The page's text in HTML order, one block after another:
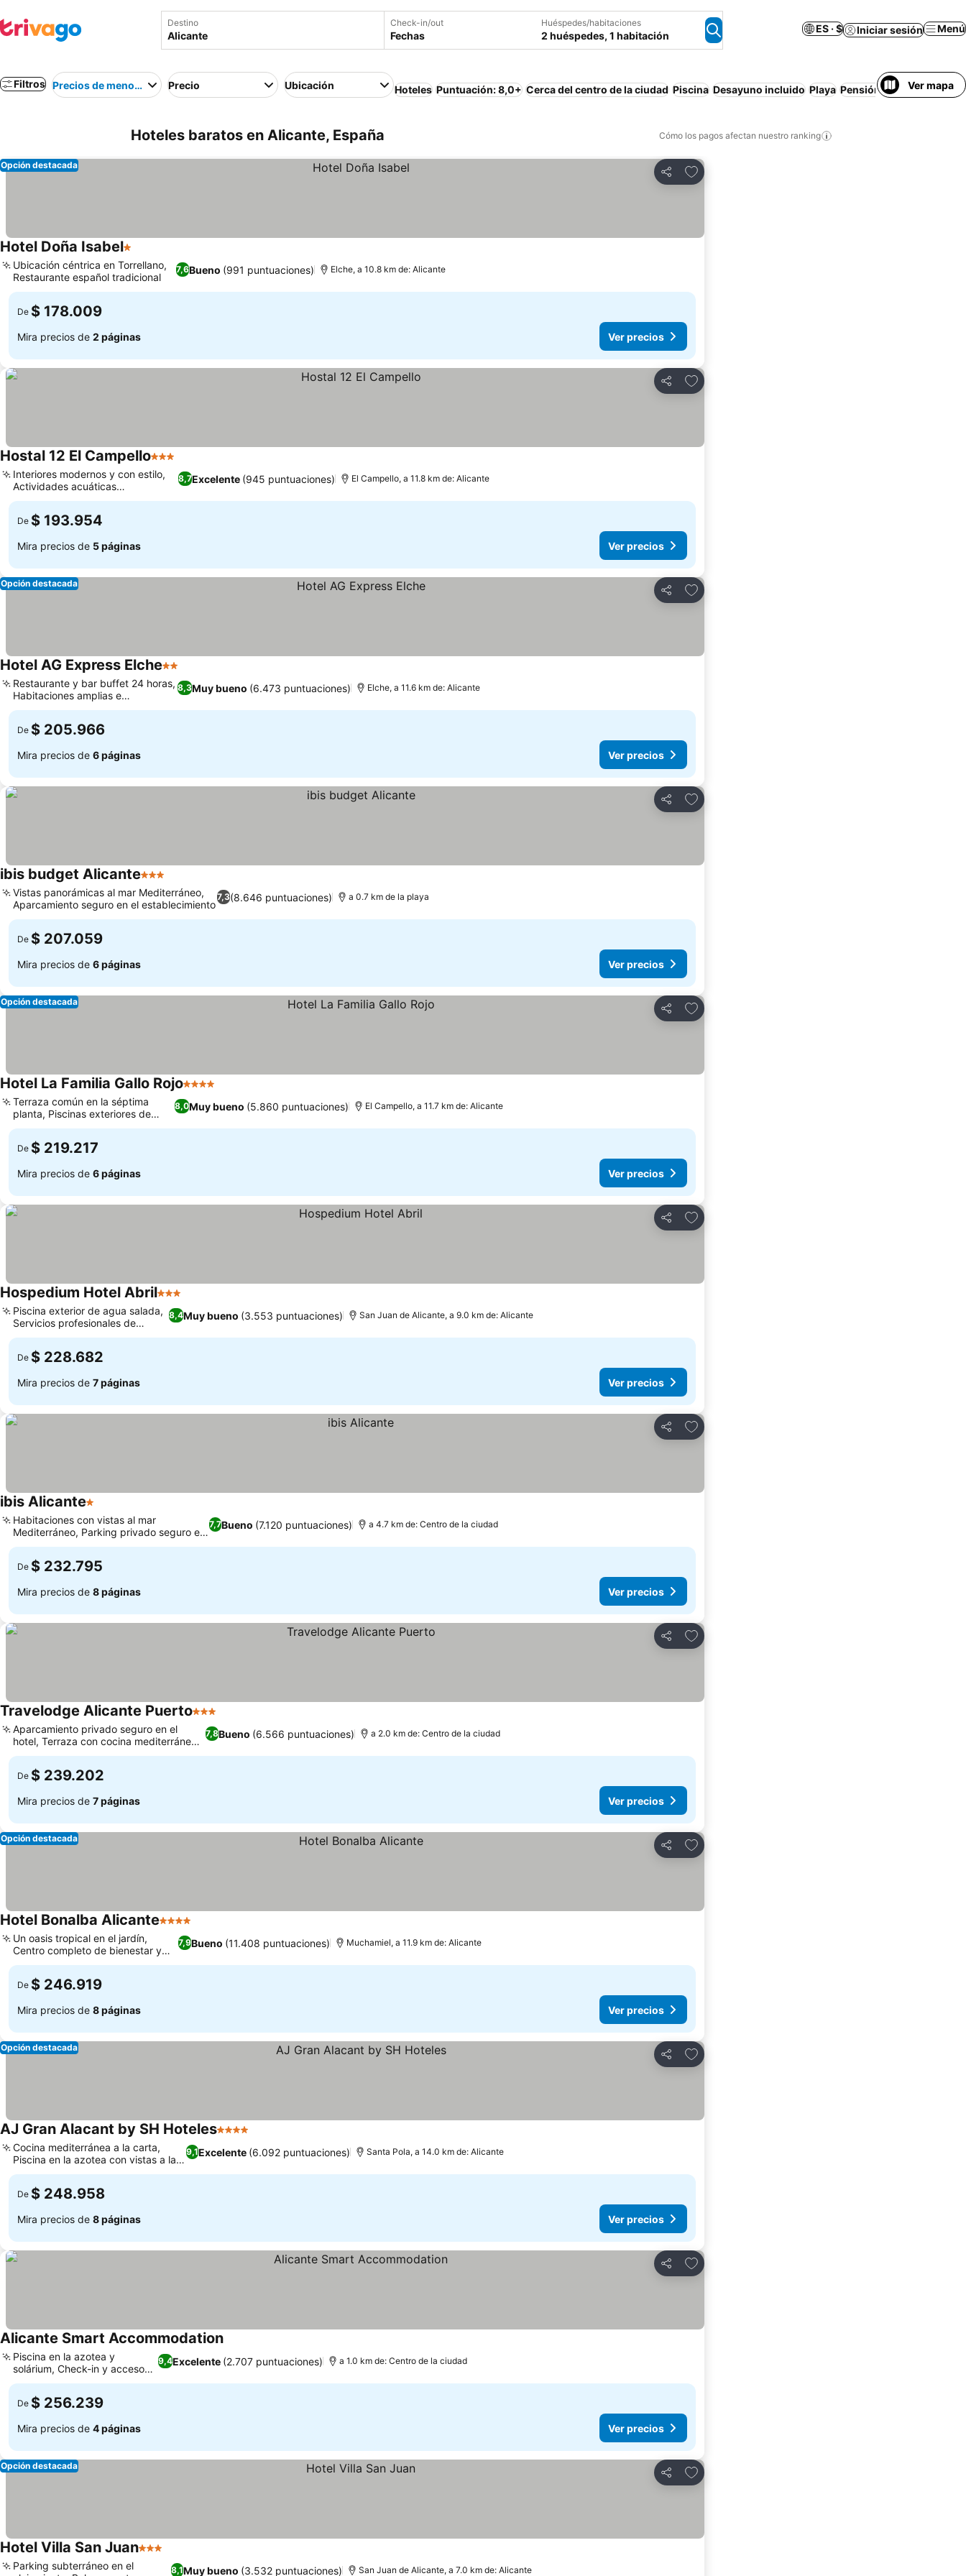
Destino Check-in/out
Fechas
Huéspedes/habitaciones
2 huéspedes, 1 habitación
ES · $ Iniciar sesión Menú
Filtros Precios de menor a mayorPrecio Ubicación Hoteles Puntuación: 8,0+ Cerca del centro de la ciudad Piscina Desayuno incluido Playa Pensión completa Media
Ver mapa
Hoteles baratos en Alicante, España Cómo los pagos afectan nuestro ranking
Compartir
Agregar a favoritos
Opción destacada
Hotel Doña Isabel1 Estrellas
7,6Bueno (991 puntuaciones)
Ubicación céntrica en Torrellano,
Restaurante español tradicional
Elche, a 10.8 km de: Alicante
De $ 178.009
Mira precios de 2 páginas Ver precios
Compartir
Agregar a favoritos
Hostal 12 El Campello3 Estrellas
8,7Excelente (945 puntuaciones)
Interiores modernos y con estilo,
Actividades acuáticas
emocionantes
El Campello, a 11.8 km de: Alicante
De $ 193.954
Mira precios de 5 páginas Ver precios
Compartir
Agregar a favoritos
Opción destacada
Hotel AG Express Elche2 Estrellas
8,3Muy bueno (6.473 puntuaciones)
Restaurante y bar buffet 24 horas,
Habitaciones amplias e
insonorizadas
Elche, a 11.6 km de: Alicante
De $ 205.966
Mira precios de 6 páginas Ver precios
Compartir
Agregar a favoritos
ibis budget Alicante3 Estrellas
7,3(8.646 puntuaciones)
Vistas panorámicas al mar Mediterráneo,
Aparcamiento seguro en el establecimiento
a 0.7 km de la playa
De $ 207.059
Mira precios de 6 páginas Ver precios
Compartir
Agregar a favoritos
Opción destacada
Hotel La Familia Gallo Rojo4 Estrellas
8,0Muy bueno (5.860 puntuaciones)
Terraza común en la séptima
planta, Piscinas exteriores de
doble zona
El Campello, a 11.7 km de: Alicante
De $ 219.217
Mira precios de 6 páginas Ver precios
Compartir
Agregar a favoritos
Hospedium Hotel Abril3 Estrellas
8,4Muy bueno (3.553 puntuaciones)
Piscina exterior de agua salada,
Servicios profesionales de
masajes
San Juan de Alicante, a 9.0 km de: Alicante
De $ 228.682
Mira precios de 7 páginas Ver precios
Compartir
Agregar a favoritos
ibis Alicante1 Estrellas
7,7Bueno (7.120 puntuaciones)
Habitaciones con vistas al mar
Mediterráneo, Parking privado seguro en
el alojamiento
a 4.7 km de: Centro de la ciudad
De $ 232.795
Mira precios de 8 páginas Ver precios
Compartir
Agregar a favoritos
Travelodge Alicante Puerto3 Estrellas
7,8Bueno (6.566 puntuaciones)
Aparcamiento privado seguro en el
hotel, Terraza con cocina mediterránea
saludable
a 2.0 km de: Centro de la ciudad
De $ 239.202
Mira precios de 7 páginas Ver precios
Compartir
Agregar a favoritos
Opción destacada
Hotel Bonalba Alicante4 Estrellas
7,9Bueno (11.408 puntuaciones)
Un oasis tropical en el jardín,
Centro completo de bienestar y
belleza
Muchamiel, a 11.9 km de: Alicante
De $ 246.919
Mira precios de 8 páginas Ver precios
Compartir
Agregar a favoritos
Opción destacada
AJ Gran Alacant by SH Hoteles4 Estrellas
9,1Excelente (6.092 puntuaciones)
Cocina mediterránea a la carta,
Piscina en la azotea con vistas a la
montaña
Santa Pola, a 14.0 km de: Alicante
De $ 248.958
Mira precios de 8 páginas Ver precios
Compartir
Agregar a favoritos
Alicante Smart Accommodation
9,4Excelente (2.707 puntuaciones)
Piscina en la azotea y
solárium, Check-in y acceso
digitales
a 1.0 km de: Centro de la ciudad
De $ 256.239
Mira precios de 4 páginas Ver precios
Compartir
Agregar a favoritos
Opción destacada
Hotel Villa San Juan3 Estrellas
8,1Muy bueno (3.532 puntuaciones)
Parking subterráneo en el
San Juan de Alicante, a 7.0 km de: Alicante